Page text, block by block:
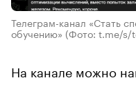
Телеграм-канал «Стать
обучению» (Фото: t.me/s/
На канале можно